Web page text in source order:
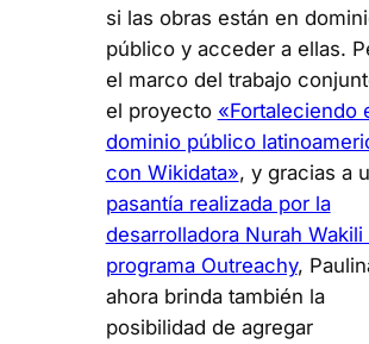
si las obras están en
público y acceder a ellas.
el marco del trabajo
el proyecto «Fortaleciendo
dominio público
con Wikidata», y gracias a
pasantía realizada por la
desarrolladora Nurah Wakili
programa Outreachy,
ahora brinda también la
posibilidad de agregar